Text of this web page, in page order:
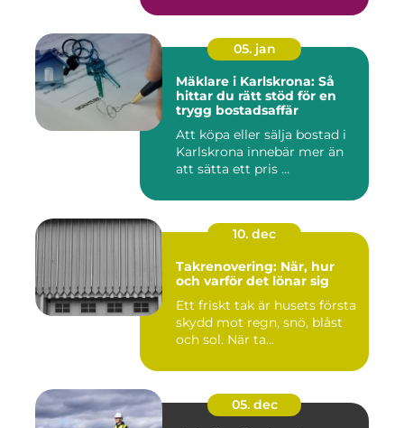
05. jan
Mäklare i Karlskrona: Så
hittar du rätt stöd för en
trygg bostadsaffär
Att köpa eller sälja bostad i
Karlskrona innebär mer än
att sätta ett pris ...
10. dec
Takrenovering: När, hur
och varför det lönar sig
Ett friskt tak är husets första
skydd mot regn, snö, blåst
och sol. När ta...
05. dec